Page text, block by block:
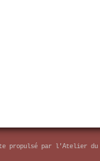
propulsé par l'Atelier du